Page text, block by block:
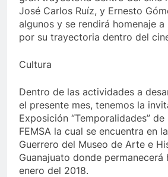
José Carlos Ruíz, y Ernesto
algunos y se rendirá homenaje a
por su trayectoria dentro del
Cultura
Dentro de las actividades a
el presente mes, tenemos la
Exposición “Temporalidades”
FEMSA la cual se encuentra en
Guerrero del Museo de Arte e
Guanajuato donde permanecerá
enero del 2018.